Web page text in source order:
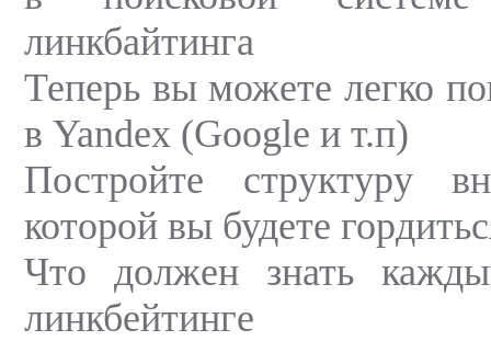
линкбайтинга
Теперь вы можете легко
в Yandex (Google и т.п)
Постройте структуру
которой вы будете
Что должен знать
линкбейтинге